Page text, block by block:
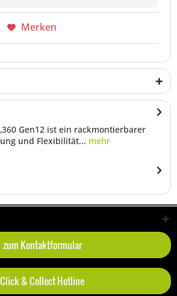
Merken
Gen12 ist ein rackmontierbarer
und Flexibilität... mehr
zum Kontaktformular
Click & Collect Hotline